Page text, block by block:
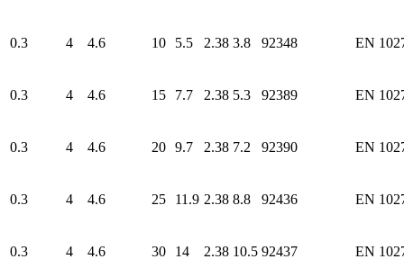
0.3 4 4.6 10 5.5 2.38 3.8 92348 EN
0.3 4 4.6 15 7.7 2.38 5.3 92389 EN
0.3 4 4.6 20 9.7 2.38 7.2 92390 EN
0.3 4 4.6 25 11.9 2.38 8.8 92436 EN
0.3 4 4.6 30 14 2.38 10.5 92437 EN